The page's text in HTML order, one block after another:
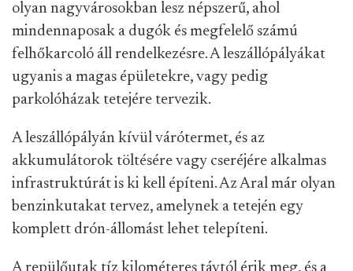
olyan nagyvárosokban lesz népszerű, ahol
mindennaposak a dugók és megfelelő számú
felhőkarcoló áll rendelkezésre. A leszállópályákat
ugyanis a magas épületekre, vagy pedig
parkolóházak tetejére tervezik.
A leszállópályán kívül várótermet, és az
akkumulátorok töltésére vagy cseréjére alkalmas
infrastruktúrát is ki kell építeni. Az Aral már olyan
benzinkutakat tervez, amelynek a tetején egy
komplett drón-állomást lehet telepíteni.
A repülőutak tíz kilométeres távtól érik meg, és a